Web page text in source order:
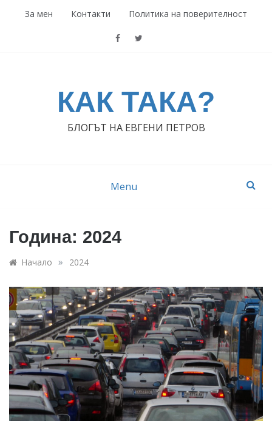
За мен Контакти Политика на поверителност
КАК ТАКА?
БЛОГЪТ НА ЕВГЕНИ ПЕТРОВ
Menu
Година: 2024
Начало » 2024